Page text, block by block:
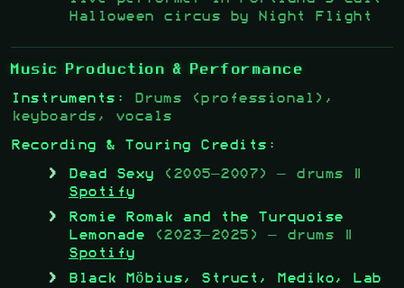
Halloween circus by Night Flight
Music Production & Performance
Instruments:
Drums (professional),
keyboards, vocals
Recording & Touring Credits:
Dead Sexy (2005–2007) — drums |
Spotify
Romie Romak and the Turquoise
Lemonade (2023–2025) — drums |
Spotify
Black Möbius, Struct, Mediko, Lab